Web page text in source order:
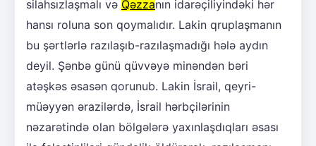
silahsızlaşmalı və Qəzzanın idarəçiliyindəki hər
hansı roluna son qoymalıdır. Lakin qruplaşmanın
bu şərtlərlə razılaşıb-razılaşmadığı hələ aydın
deyil. Şənbə günü qüvvəyə minəndən bəri
atəşkəs əsasən qorunub. Lakin İsrail, qeyri-
müəyyən ərazilərdə, İsrail hərbçilərinin
nəzarətində olan bölgələrə yaxınlaşdıqları əsası